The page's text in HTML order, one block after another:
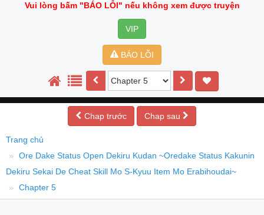
Vui lòng bấm "BÁO LỖI" nếu không xem được truyện
VIP
BÁO LỖI
Chap trước Chap sau
Trang chủ
Ore Dake Status Open Dekiru Kudan ~Oredake Status Kakunin
Dekiru Sekai De Cheat Skill Mo S-Kyuu Item Mo Erabihoudai~
Chapter 5